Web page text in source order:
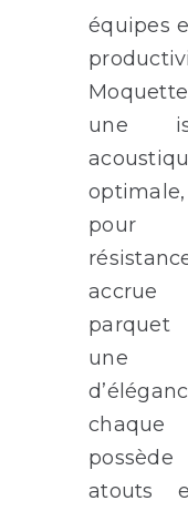
équipes
une
pour
une
chaque
atouts